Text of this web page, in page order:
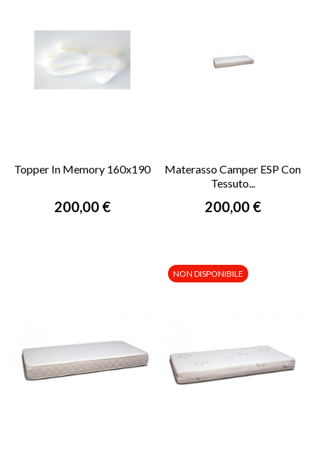
Topper In Memory 160x190
Prezzo
200,00 €
Materasso Camper ESP Con
Tessuto...
Prezzo
200,00 €
NON DISPONIBILE